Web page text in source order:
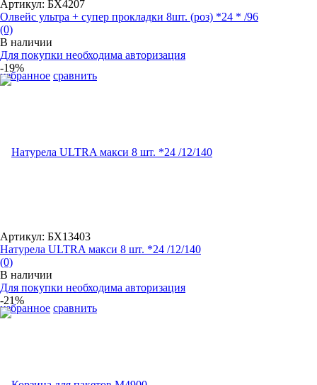
избранное сравнить
Артикул: БХ4207
Олвейс ультра + супер прокладки 8шт. (роз) *24 * /96
(0)
В наличии
Для покупки необходима авторизация
-19%
избранное сравнить
Артикул: БХ13403
Натурела ULTRA макси 8 шт. *24 /12/140
(0)
В наличии
Для покупки необходима авторизация
-21%